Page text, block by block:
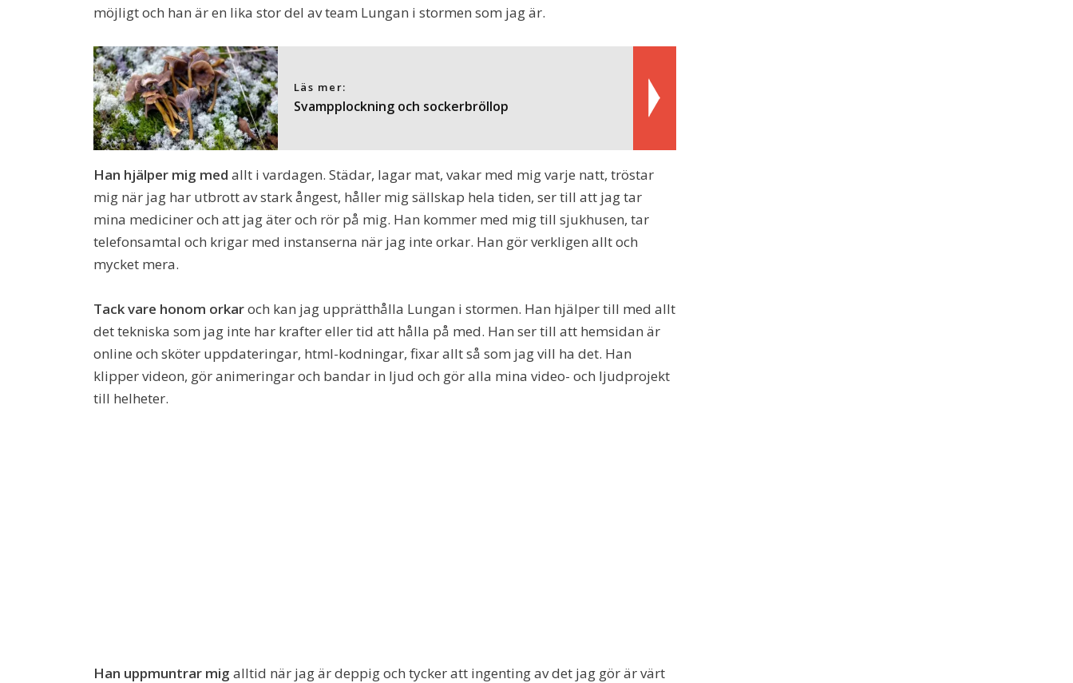
möjligt och han är en lika stor del av team Lungan i stormen som jag är.
Läs mer:
Svampplockning och sockerbröllop
Han hjälper mig med allt i vardagen. Städar, lagar mat, vakar med mig varje natt, tröstar
mig när jag har utbrott av stark ångest, håller mig sällskap hela tiden, ser till att jag tar
mina mediciner och att jag äter och rör på mig. Han kommer med mig till sjukhusen, tar
telefonsamtal och krigar med instanserna när jag inte orkar. Han gör verkligen allt och
mycket mera.
Tack vare honom orkaroch kan jag upprätthålla Lungan i stormen. Han hjälper till med allt
det tekniska som jag inte har krafter eller tid att hålla på med. Han ser till att hemsidan är
online och sköter uppdateringar, html-kodningar, fixar allt så som jag vill ha det. Han
klipper videon, gör animeringar och bandar in ljud och gör alla mina video- och ljudprojekt
till helheter.
Han uppmuntrar mig alltid när jag är deppig och tycker att ingenting av det jag gör är värt